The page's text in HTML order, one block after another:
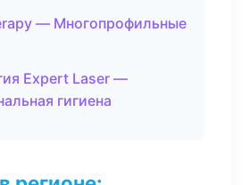
— Многопрофильные
Expert Laser —
гигиена